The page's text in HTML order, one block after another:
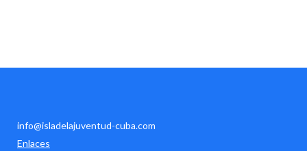
info@isladelajuventud-cuba.com
Enlaces